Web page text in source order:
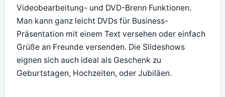
Videobearbeitung- und DVD-Brenn Funktionen.
Man kann ganz leicht DVDs für Business-
Präsentation mit einem Text versehen oder einfach
Grüße an Freunde versenden. Die Slideshows
eignen sich auch ideal als Geschenk zu
Geburtstagen, Hochzeiten, oder Jubiläen.